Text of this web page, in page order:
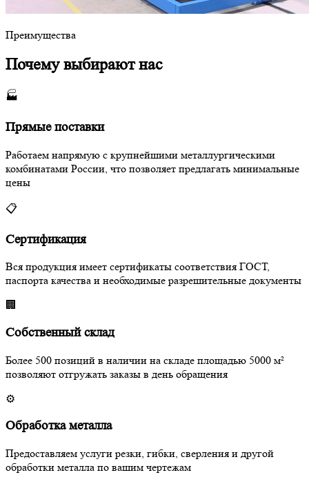
Преимущества
Почему выбирают нас
🏭
Прямые поставки
Работаем напрямую с крупнейшими металлургическими
комбинатами России, что позволяет предлагать минимальные
цены
📋
Сертификация
Вся продукция имеет сертификаты соответствия ГОСТ,
паспорта качества и необходимые разрешительные документы
🏢
Собственный склад
Более 500 позиций в наличии на складе площадью 5000 м²
позволяют отгружать заказы в день обращения
⚙️
Обработка металла
Предоставляем услуги резки, гибки, сверления и другой
обработки металла по вашим чертежам